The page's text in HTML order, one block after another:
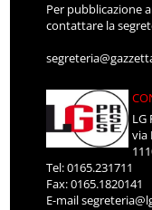
Per pubblicazione
contattare la
LG
via
Tel: 0165.231711
Fax: 0165.1820141
E-mail